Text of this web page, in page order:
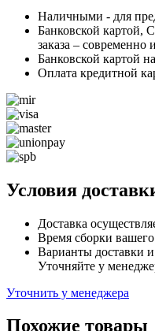
Наличными - для
Банковской картой,
заказа – современно
Банковской картой
Оплата кредитной
Условия
Доставка
Время сборки вашего
Варианты доставки
Уточняйте у
Уточнить у менеджера
Похожие товары